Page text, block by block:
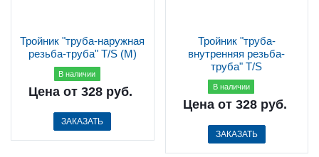
Тройник "труба-наружная
резьба-труба" T/S (M)
В наличии
Цена от 328 руб.
ЗАКАЗАТЬ
Тройник "труба-
внутренняя резьба-
труба" T/S
В наличии
Цена от 328 руб.
ЗАКАЗАТЬ